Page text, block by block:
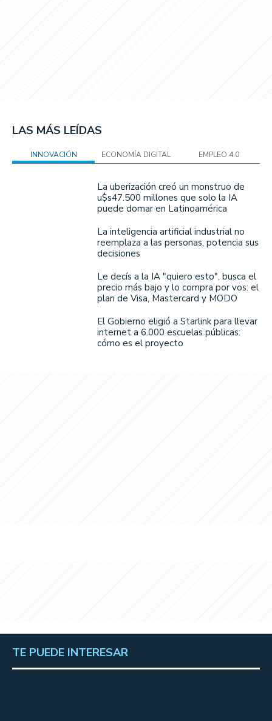
LAS MÁS LEÍDAS
INNOVACIÓN ECONOMÍA DIGITAL EMPLEO 4.0
La uberización creó un monstruo de
u$s47.500 millones que solo la IA
puede domar en Latinoamérica
La inteligencia artificial industrial no
reemplaza a las personas, potencia sus
decisiones
Le decís a la IA "quiero esto", busca el
precio más bajo y lo compra por vos: el
plan de Visa, Mastercard y MODO
El Gobierno eligió a Starlink para llevar
internet a 6.000 escuelas públicas:
cómo es el proyecto
TE PUEDE INTERESAR